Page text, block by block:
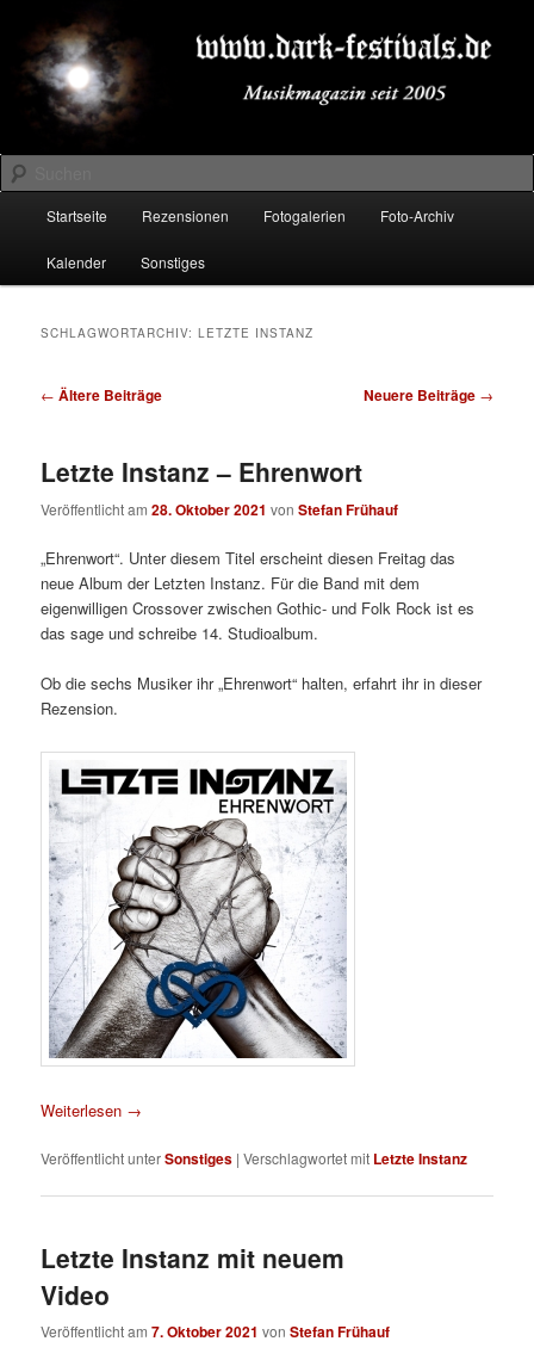
primären
Inhalt
springen
sekundären
Inhalt
springenDARK-FESTIVALS.DE
Suchen
Startseite Rezensionen Fotogalerien Foto-Archiv
Kalender Sonstiges
SCHLAGWORTARCHIV:LETZTE INSTANZ
Beitragsnavigation
← Ältere Beiträge Neuere Beiträge →
Letzte Instanz – Ehrenwort
Veröffentlicht am28. Oktober 2021 vonStefan Frühauf
„Ehrenwort“. Unter diesem Titel erscheint diesen Freitag das
neue Album der Letzten Instanz. Für die Band mit dem
eigenwilligen Crossover zwischen Gothic- und Folk Rock ist es
das sage und schreibe 14. Studioalbum.
Ob die sechs Musiker ihr „Ehrenwort“ halten, erfahrt ihr in dieser
Rezension.
Weiterlesen →
Veröffentlicht unterSonstiges |Verschlagwortet mit Letzte Instanz
Letzte Instanz mit neuem
Video
Veröffentlicht am7. Oktober 2021 vonStefan Frühauf